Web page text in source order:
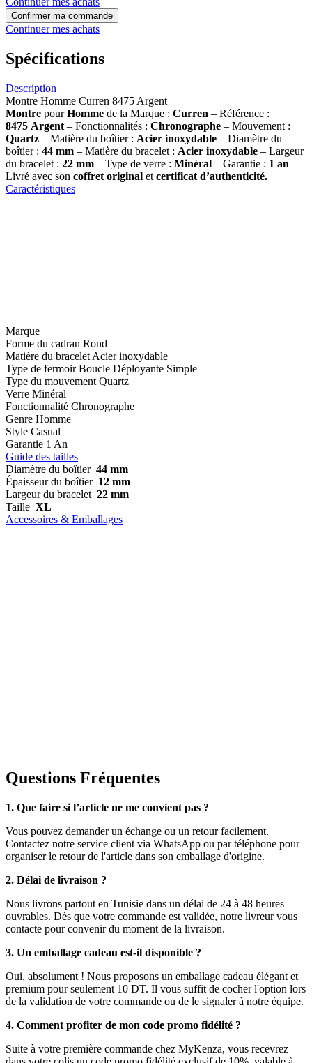
Confirmer ma commande
Continuer mes achats
Spécifications
Description
Montre Homme Curren 8475 Argent
Montre pourHomme de la Marque : Curren – Référence :
8475 Argent – Fonctionnalités : Chronographe – Mouvement :
Quartz – Matière du boîtier : Acier inoxydable – Diamètre du
boîtier : 44 mm – Matière du bracelet : Acier inoxydable – Largeur
du bracelet : 22 mm – Type de verre : Minéral – Garantie : 1 an
Livré avec son coffret original et certificat d’authenticité.
Caractéristiques
Marque
Forme du cadran Rond
Matière du bracelet Acier inoxydable
Type de fermoir Boucle Déployante Simple
Type du mouvement Quartz
Verre Minéral
Fonctionnalité Chronographe
Genre Homme
Style Casual
Garantie 1 An
Guide des tailles
Diamètre du boîtier 44 mm
Épaisseur du boîtier 12 mm
Largeur du bracelet 22 mm
Taille XL
Accessoires & Emballages
Questions Fréquentes
1. Que faire si l’article ne me convient pas ?
Vous pouvez demander un échange ou un retour facilement.
Contactez notre service client via WhatsApp ou par téléphone pour
organiser le retour de l'article dans son emballage d'origine.
2. Délai de livraison ?
Nous livrons partout en Tunisie dans un délai de 24 à 48 heures
ouvrables. Dès que votre commande est validée, notre livreur vous
contacte pour convenir du moment de la livraison.
3. Un emballage cadeau est-il disponible ?
Oui, absolument ! Nous proposons un emballage cadeau élégant et
premium pour seulement 10 DT. Il vous suffit de cocher l'option lors
de la validation de votre commande ou de le signaler à notre équipe.
4. Comment profiter de mon code promo fidélité ?
Suite à votre première commande chez MyKenza, vous recevrez